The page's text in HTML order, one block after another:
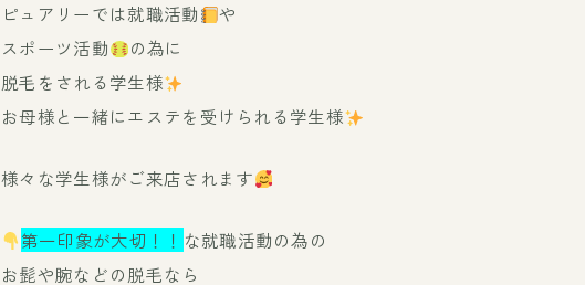
ピュアリーでは就職活動
や
スポーツ活動
の為に
脱毛をされる学生様
お母様と一緒にエステを受けられる学生様
様々な学生様がご来店されます
第一印象が大切！！ な就職活動の為の
お髭や腕などの脱毛なら